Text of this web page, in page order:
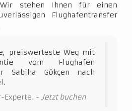
stehen Ihnen für einen
Flughafentransfer
preiswerteste Weg mit
vom Flughafen
Sabiha Gökçen nach
Experte. - Jetzt buchen